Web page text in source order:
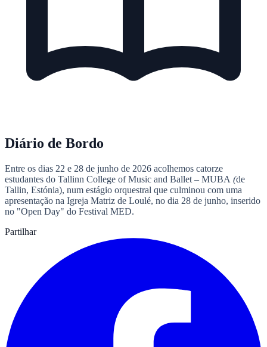
Diário de Bordo
Entre os dias 22 e 28 de junho de 2026 acolhemos catorze
estudantes do Tallinn College of Music and Ballet – MUBA (de
Tallin, Estónia), num estágio orquestral que culminou com uma
apresentação na Igreja Matriz de Loulé, no dia 28 de junho, inserido
no "Open Day" do Festival MED.
Partilhar